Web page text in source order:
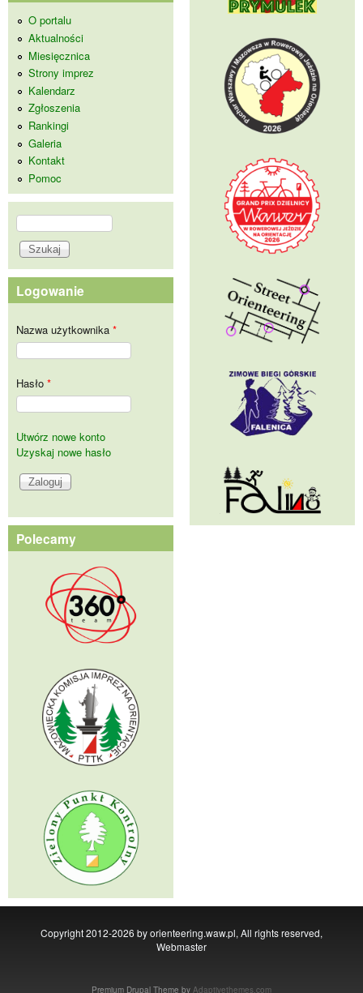
O portalu
Aktualności
Miesięcznica
Strony imprez
Kalendarz
Zgłoszenia
Rankingi
Galeria
Kontakt
Pomoc
Formularz wyszukiwania
Szukaj
Logowanie
Nazwa użytkownika *
Hasło *
Utwórz nowe konto
Uzyskaj nowe hasło
Polecamy
Copyright 2012-2026 by orienteering.waw.pl, All rights reserved,
Webmaster
Premium Drupal Theme by Adaptivethemes.com